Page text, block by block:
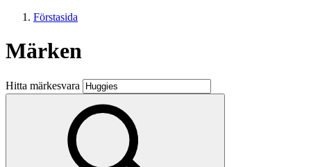
Butiker
Mat och dryck
Evenemang
Förstasida
Märken
Hitta märkesvara